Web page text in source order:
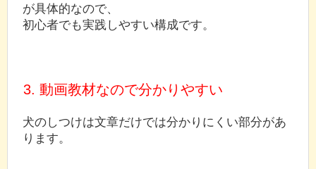
が具体的なので、
初心者でも実践しやすい構成です。
3. 動画教材なので分かりやすい
犬のしつけは文章だけでは分かりにくい部分があ
ります。